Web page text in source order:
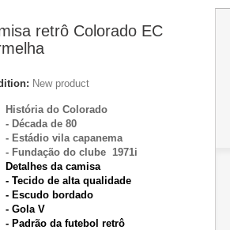
retrô Colorado EC
New product
História do Colorado
- Década de 80
- Estádio vila capanema
- Fundação do clube 1971i
Detalhes da camisa
- Tecido de alta qualidade
- Escudo bordado
- Gola V
- Padrão da futebol retrô